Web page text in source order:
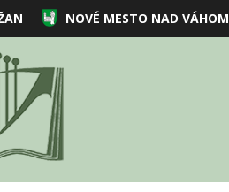
NOVÉ MESTO NAD VÁHOM